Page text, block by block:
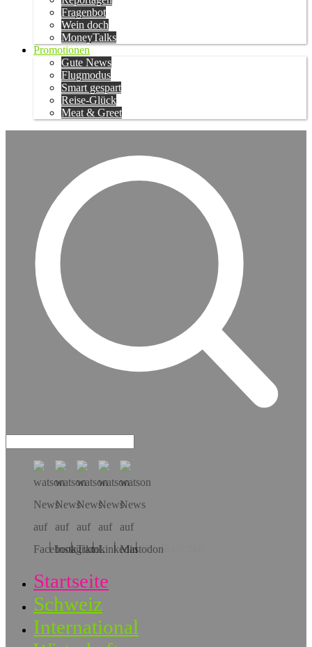
Fragenbot
Wein doch
MoneyTalks
Promotionen
Gute News
Flugmodus
Smart gespart
Reise-Glück
Meat & Greet
Hol dir die App!
Startseite
Schweiz
International